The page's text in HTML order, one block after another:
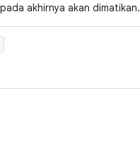
akhirnya akan dimatikan.